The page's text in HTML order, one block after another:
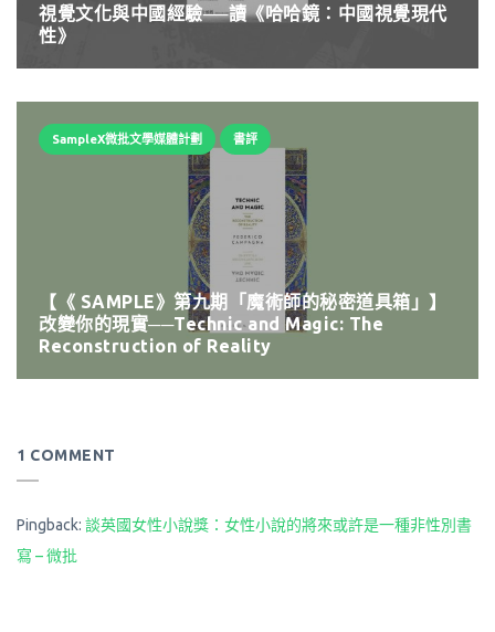
視覺文化與中國經驗──讀《哈哈鏡：中國視覺現代
性》
SampleX微批文學媒體計劃 書評
【《 SAMPLE》第九期「魔術師的秘密道具箱」】
改變你的現實──Technic and Magic: The
Reconstruction of Reality
1 COMMENT
Pingback: 談英國女性小說獎：女性小說的將來或許是一種非性別書
寫 – 微批